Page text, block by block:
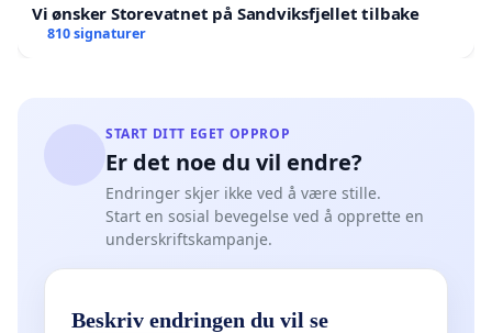
Vi ønsker Storevatnet på Sandviksfjellet tilbake
810 signaturer
START DITT EGET OPPROP
Er det noe du vil endre?
Endringer skjer ikke ved å være stille.
Start en sosial bevegelse ved å opprette en
underskriftskampanje.
Beskriv endringen du vil se